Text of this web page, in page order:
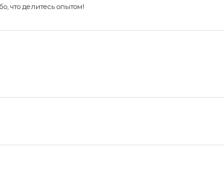
что делитесь опытом!